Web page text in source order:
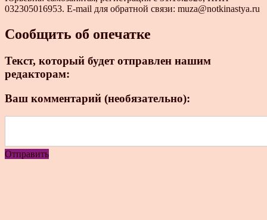
032305016953. E-mail для обратной связи: muza@notkinastya.ru
Сообщить об опечатке
Текст, который будет отправлен нашим
редакторам:
Ваш комментарий (необязательно):
Отправить